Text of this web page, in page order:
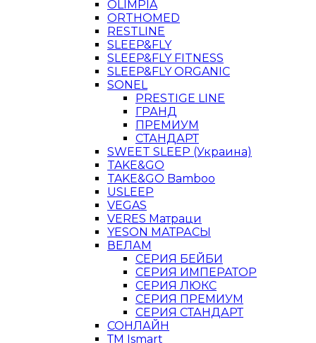
OLIMPIA
ORTHOMED
RESTLINE
SLEEP&FLY
SLEEP&FLY FITNESS
SLEEP&FLY ORGANIC
SONEL
PRESTIGE LINE
ГРАНД
ПРЕМИУМ
СТАНДАРТ
SWEET SLEEP (Украина)
TAKE&GO
TAKE&GO Bamboo
USLEEP
VEGAS
VERES Матраци
YESON МАТРАСЫ
ВЕЛАМ
СЕРИЯ БЕЙБИ
СЕРИЯ ИМПЕРАТОР
СЕРИЯ ЛЮКС
СЕРИЯ ПРЕМИУМ
СЕРИЯ СТАНДАРТ
СОНЛАЙН
ТМ Ismart